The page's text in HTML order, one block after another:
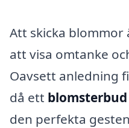
Att skicka
att visa omtanke
Oavsett anledning
då ett
den perfekta